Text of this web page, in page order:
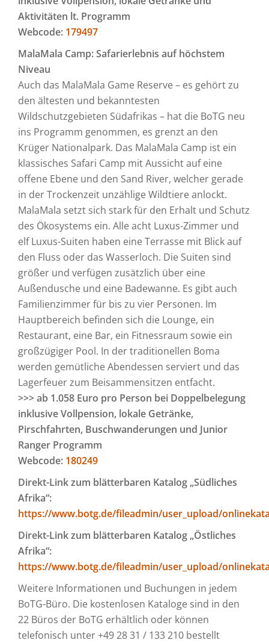
Aktivitäten lt. Programm
Webcode: 179497
MalaMala Camp: Safarierlebnis auf höchstem
Niveau
Auch das MalaMala Game Reserve – es gehört zu
den ältesten und bekanntesten
Wildschutzgebieten Südafrikas – hat die BoTG neu
ins Programm genommen, es grenzt an den
Krüger Nationalpark. Das MalaMala Camp ist ein
klassisches Safari Camp mit Aussicht auf eine
offene Ebene und den Sand River, welcher gerade
in der Trockenzeit unzählige Wildtiere anlockt.
MalaMala setzt sich stark für den Erhalt und Schutz
des Ökosystems ein. Alle acht Luxus-Zimmer und
elf Luxus-Suiten haben eine Terrasse mit Blick auf
den Fluss oder das Wasserloch. Die Suiten sind
größer und verfügen zusätzlich über eine
Außendusche und eine Badewanne. Es gibt auch
Familienzimmer für bis zu vier Personen. Im
Hauptbereich befinden sich die Lounge, ein
Restaurant, eine Bar, ein Fitnessraum sowie ein
großzügiger Pool. In der traditionellen Boma
werden gemütliche Abendessen serviert und das
Lagerfeuer zum Beisammensitzen entfacht.
>>> ab 1.058 Euro pro Person bei Doppelbelegung
inklusive Vollpension, lokale Getränke,
Pirschfahrten, Buschwanderungen und Junior
Ranger Programm
Webcode: 180249
Direkt-Link zum blätterbaren Katalog „Südliches
Afrika“:
https://www.botg.de/fileadmin/user_upload/
Direkt-Link zum blätterbaren Katalog „Östliches
Afrika“:
https://www.botg.de/fileadmin/user_upload/
Weitere Informationen und Buchungen in jedem
BoTG-Büro. Die kostenlosen Kataloge sind in den
22 Büros der BoTG erhältlich oder können
telefonisch unter +49 28 31 / 133 210 bestellt